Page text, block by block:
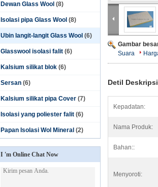
Dewan Glass Wool (8)
Isolasi pipa Glass Wool (8)
Ubin langit-langit Glass Wool (6)
Glasswool isolasi falit (6)
Kalsium silikat blok (6)
Sersan (6)
Kalsium silikat pipa Cover (7)
Isolasi yang poliester falit (6)
Papan Isolasi Wol Mineral (2)
I 'm Online Chat Now
Gambar
Suara
Detil
Kepadatan:
Nama Produk:
Bahan::
Menyoroti: